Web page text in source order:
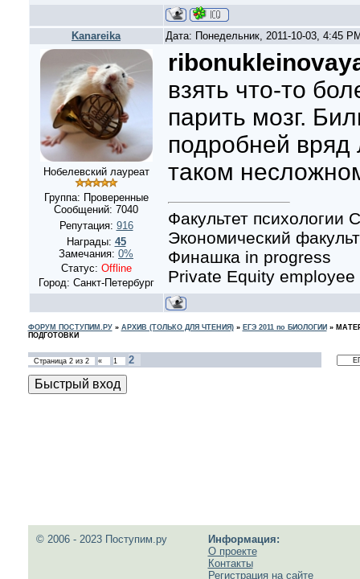
Kanareika Дата: Понедельник, 2011-10-03, 4:45
Нобелевский лауреат
Группа: Проверенные
Сообщений: 7040
Репутация: 916
Награды: 45
Замечания: 0%
Статус: Offline
Город: Санкт-Петербург
взять что-то
парить мозг.
подробней вряд
таком
Факультет психологии
Экономический
Финашка in progress
Private Equity employee
ФОРУМ ПОСТУПИМ.РУ» АРХИВ (ТОЛЬКО ДЛЯ ЧТЕНИЯ)» ЕГЭ 2011 по БИОЛОГИИ »
ПОДГОТОВКИ
Страница 2из 2 « 1 2
© 2006 - 2023 Поступим.ру
Информация:
О проекте
Контакты
Регистрация на сайте